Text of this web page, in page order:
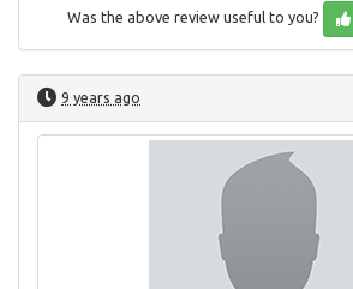
Was the above review useful to you?
9 years ago